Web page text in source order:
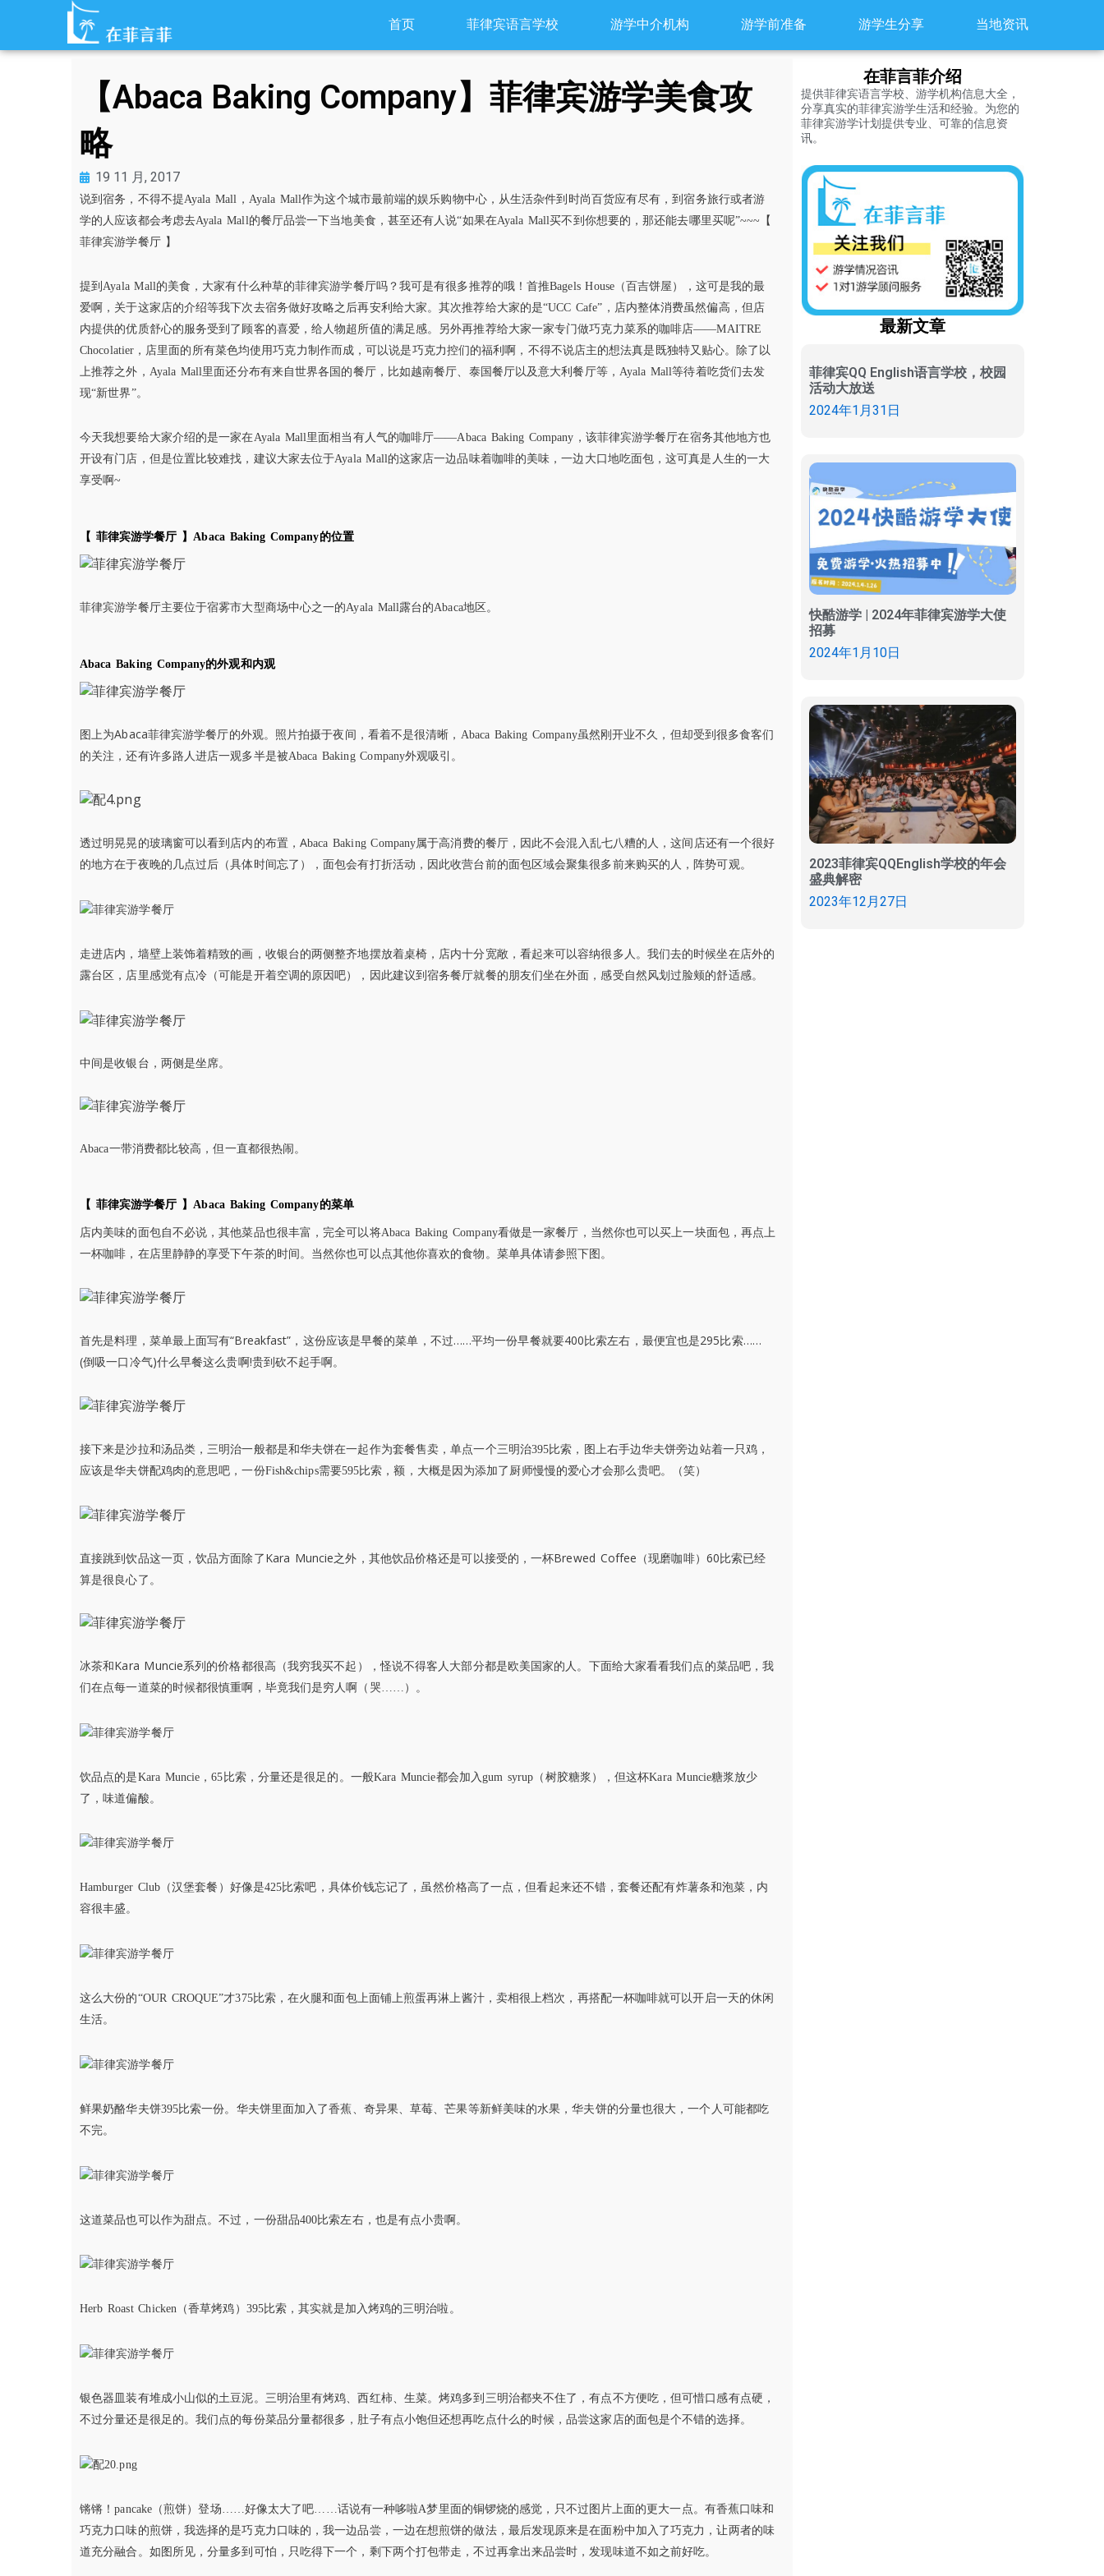
内
首页 菲律宾语言学校 游学中介机构 游学前准备 游学生分享 当地资讯
【Abaca Baking Company】菲律宾游学美食攻
略
19 11 月, 2017
说到宿务，不得不提Ayala Mall，Ayala Mall作为这个城市最前端的娱乐购物中心，从生活杂件到时尚百货应有尽有，到宿务旅行或者游
学的人应该都会考虑去Ayala Mall的餐厅品尝一下当地美食，甚至还有人说“如果在Ayala Mall买不到你想要的，那还能去哪里买呢”~~~【
菲律宾游学餐厅 】
提到Ayala Mall的美食，大家有什么种草的菲律宾游学餐厅吗？我可是有很多推荐的哦！首推Bagels House（百吉饼屋），这可是我的最
爱啊，关于这家店的介绍等我下次去宿务做好攻略之后再安利给大家。其次推荐给大家的是“UCC Cafe”，店内整体消费虽然偏高，但店
内提供的优质舒心的服务受到了顾客的喜爱，给人物超所值的满足感。另外再推荐给大家一家专门做巧克力菜系的咖啡店——MAITRE
Chocolatier，店里面的所有菜色均使用巧克力制作而成，可以说是巧克力控们的福利啊，不得不说店主的想法真是既独特又贴心。除了以
上推荐之外，Ayala Mall里面还分布有来自世界各国的餐厅，比如越南餐厅、泰国餐厅以及意大利餐厅等，Ayala Mall等待着吃货们去发
现“新世界”。
今天我想要给大家介绍的是一家在Ayala Mall里面相当有人气的咖啡厅——Abaca Baking Company，该菲律宾游学餐厅在宿务其他地方也
开设有门店，但是位置比较难找，建议大家去位于Ayala Mall的这家店一边品味着咖啡的美味，一边大口地吃面包，这可真是人生的一大
享受啊~
【 菲律宾游学餐厅 】 Abaca Baking Company的位置
菲律宾游学餐厅主要位于宿雾市大型商场中心之一的Ayala Mall露台的Abaca地区。
Abaca Baking Company的外观和内观
图上为Abaca菲律宾游学餐厅的外观。照片拍摄于夜间，看着不是很清晰，Abaca Baking Company虽然刚开业不久，但却受到很多食客们
的关注，还有许多路人进店一观多半是被Abaca Baking Company外观吸引。
透过明晃晃的玻璃窗可以看到店内的布置， Abaca Baking Company属于高消费的餐厅，因此不会混入乱七八糟的人，这间店还有一个很好
的地方在于夜晚的几点过后（具体时间忘了），面包会有打折活动，因此收营台前的面包区域会聚集很多前来购买的人，阵势可观。
走进店内，墙壁上装饰着精致的画，收银台的两侧整齐地摆放着桌椅，店内十分宽敞，看起来可以容纳很多人。我们去的时候坐在店外的
露台区，店里感觉有点冷（可能是开着空调的原因吧），因此建议到宿务餐厅就餐的朋友们坐在外面，感受自然风划过脸颊的舒适感。
中间是收银台，两侧是坐席。
Abaca一带消费都比较高，但一直都很热闹。
【 菲律宾游学餐厅 】 Abaca Baking Company的菜单
店内美味的面包自不必说，其他菜品也很丰富，完全可以将Abaca Baking Company看做是一家餐厅，当然你也可以买上一块面包，再点上
一杯咖啡，在店里静静的享受下午茶的时间。当然你也可以点其他你喜欢的食物。菜单具体请参照下图。
首先是料理，菜单最上面写有“Breakfast”，这份应该是早餐的菜单，不过……平均一份早餐就要400 比索左右，最便宜也是295 比索……
(倒吸一口冷气)什么早餐这么贵啊!贵到砍不起手啊。
接下来是沙拉和汤品类，三明治一般都是和华夫饼在一起作为套餐售卖，单点一个三明治395比索，图上右手边华夫饼旁边站着一只鸡，
应该是华夫饼配鸡肉的意思吧，一份Fish&chips需要595比索，额，大概是因为添加了厨师慢慢的爱心才会那么贵吧。（笑）
直接跳到饮品这一页，饮品方面除了 Kara Muncie之外 ，其他饮品价格还是可以接受的，一杯Brewed Coffee （现磨咖啡） 60比索已经
算是很良心了。
冰茶和 Kara Muncie 系列的价格都很高（我穷我买不起），怪说不得客人大部分都是欧美国家的人。 下面给大家看看我们点的菜品吧，我
们在点每一道菜的时候都很慎重啊，毕竟我们是穷人啊（哭……）。
饮品点的是Kara Muncie，65比索，分量还是很足的。一般Kara Muncie都会加入gum syrup（树胶糖浆），但这杯Kara Muncie糖浆放少
了，味道偏酸。
Hamburger Club（汉堡套餐）好像是425比索吧，具体价钱忘记了，虽然价格高了一点，但看起来还不错，套餐还配有炸薯条和泡菜，内
容很丰盛。
这么大份的“OUR CROQUE”才375比索，在火腿和面包上面铺上煎蛋再淋上酱汁，卖相很上档次，再搭配一杯咖啡就可以开启一天的休闲
生活。
鲜果奶酪华夫饼395比索一份。华夫饼里面加入了香蕉、奇异果、草莓、芒果等新鲜美味的水果，华夫饼的分量也很大，一个人可能都吃
不完。
这道菜品也可以作为甜点。不过，一份甜品400比索左右，也是有点小贵啊。
Herb Roast Chicken（香草烤鸡）395比索，其实就是加入烤鸡的三明治啦。
银色器皿装有堆成小山似的土豆泥。三明治里有烤鸡、西红柿、生菜。烤鸡多到三明治都夹不住了，有点不方便吃，但可惜口感有点硬，
不过分量还是很足的。我们点的每份菜品分量都很多，肚子有点小饱但还想再吃点什么的时候，品尝这家店的面包是个不错的选择。
锵锵！pancake（煎饼）登场……好像太大了吧……话说有一种哆啦A梦里面的铜锣烧的感觉，只不过图片上面的更大一点。有香蕉口味和
巧克力口味的煎饼，我选择的是巧克力口味的，我一边品尝，一边在想煎饼的做法，最后发现原来是在面粉中加入了巧克力，让两者的味
道充分融合。如图所见，分量多到可怕，只吃得下一个，剩下两个打包带走，不过再拿出来品尝时，发现味道不如之前好吃。
在菲言菲介绍
提供菲律宾语言学校、游学机构信息大全，
分享真实的菲律宾游学生活和经验。为您的
菲律宾游学计划提供专业、可靠的信息资
讯。
最新文章
菲律宾QQ English语言学校，校园
活动大放送
2024年1月31日
快酷游学 | 2024年菲律宾游学大使
招募
2024年1月10日
2023菲律宾QQEnglish学校的年会
盛典解密
2023年12月27日